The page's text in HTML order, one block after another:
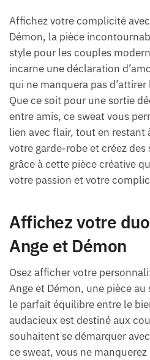
Affichez votre complicité
Démon, la pièce
style pour les couples
incarne une déclaration
qui ne manquera pas
Que ce soit pour une sortie
entre amis, ce sweat vous
lien avec flair, tout en restant
votre garde-robe et créez
grâce à cette pièce créative
votre passion et votre
Affichez votre
Ange et Démon
Osez afficher votre
Ange et Démon, une pièce
le parfait équilibre entre le
audacieux est destiné aux
souhaitent se démarquer
ce sweat, vous ne